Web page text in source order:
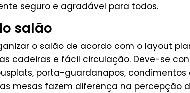
seguro e agradável para todos.
salão
o salão de acordo com o layout
cadeiras e fácil circulação. Deve-se
porta-guardanapos, condimentos
mesas fazem diferença na percepção